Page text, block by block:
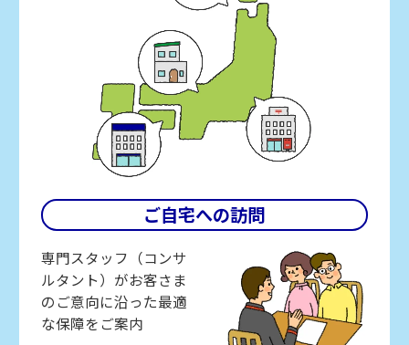
ご自宅への訪問
専門スタッフ（コンサ
ルタント）がお客さま
のご意向に沿った最適
な保障をご案内